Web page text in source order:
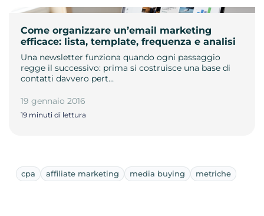
Come organizzare un’email marketing
efficace: lista, template, frequenza e analisi
Una newsletter funziona quando ogni passaggio
regge il successivo: prima si costruisce una base di
contatti davvero pert…
19 gennaio 2016
19 minuti di lettura
cpa affiliate marketing media buying metriche